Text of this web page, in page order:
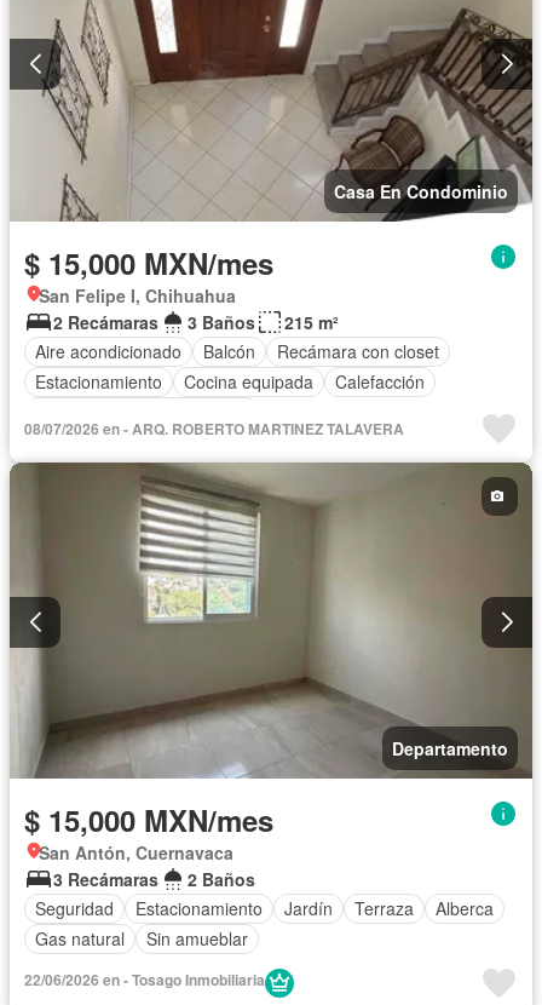
Casa En Condominio
$ 15,000 MXN/mes
San Felipe I, Chihuahua
2 Recámaras
3 Baños
215 m²
Aire acondicionado
Balcón
Recámara con closet
Estacionamiento
Cocina equipada
Calefacción
08/07/2026 en - ARQ. ROBERTO MARTINEZ TALAVERA
Departamento
$ 15,000 MXN/mes
San Antón, Cuernavaca
3 Recámaras
2 Baños
Seguridad
Estacionamiento Jardín Terraza
Alberca
Gas natural
Sin amueblar
22/06/2026 en - Tosago Inmobiliaria